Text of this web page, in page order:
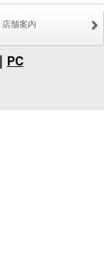
店舗案内
PC